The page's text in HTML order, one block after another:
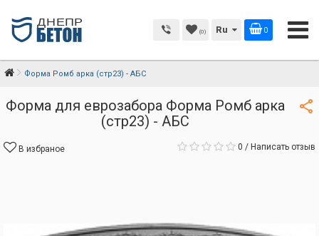
(0) Ru 0
Форма Ромб арка (стр23) - АБС
Форма для еврозабора Форма Ромб арка
(стр23) - АБС
В избраное 0 / Написать отзыв